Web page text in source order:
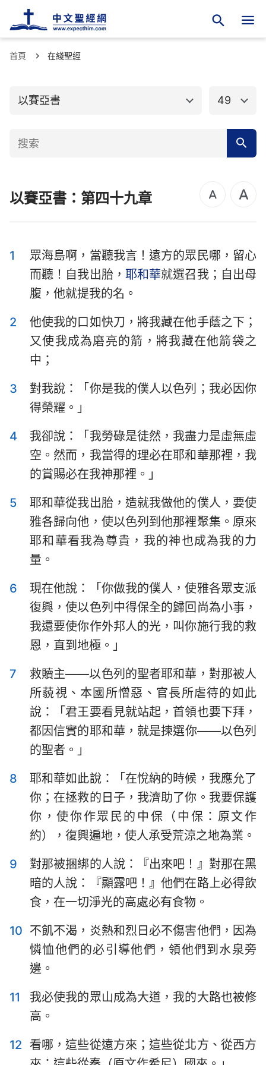
首頁 在綫聖經
以賽亞書
舊約聖經
創世記
申命記
撒母耳記上 撒母耳記下
歷代志上 歷代志下
以斯拉記 尼希米記
箴言
傳道書
以賽亞書 耶利米書
耶利米哀歌
但以理書 何西阿書
約珥書 阿摩司書
彌迦書 那鴻書
哈巴谷書 西番雅書
哈該書
瑪拉基書
49
以賽亞書：第四十九章
1
眾海島啊，當聽我言！遠方的眾民哪，留心
而聽！自我出胎， 耶和華就選召我；自出母
腹，他就提我的名。
2
他使我的口如快刀，將我藏在他手蔭之下；
又使我成為磨亮的箭，將我藏在他箭袋之
中；
3
對我說：「你是我的僕人以色列；我必因你
得榮耀。」
4
我卻說：「我勞碌是徒然，我盡力是虛無虛
空。然而，我當得的理必在耶和華那裡，我
的賞賜必在我神那裡。」
5
耶和華從我出胎，造就我做他的僕人，要使
雅各歸向他，使以色列到他那裡聚集。原來
耶和華看我為尊貴，我的神也成為我的力
量。
6
現在他說：「你做我的僕人，使雅各眾支派
復興，使以色列中得保全的歸回尚為小事，
我還要使你作外邦人的光，叫你施行我的救
恩，直到地極。」
7
救贖主——以色列的聖者耶和華，對那被人
所藐視、本國所憎惡、官長所虐待的如此
說：「君王要看見就站起，首領也要下拜，
都因信實的耶和華，就是揀選你——以色列
的聖者。」
8
耶和華如此說：「在悅納的時候，我應允了
你；在拯救的日子，我濟助了你。我要保護
你，使你作眾民的中保（中保：原文作
約），復興遍地，使人承受荒涼之地為業。
9
對那被捆綁的人說：『出來吧！』對那在黑
暗的人說：『顯露吧！』他們在路上必得飲
食，在一切淨光的高處必有食物。
10 不飢不渴，炎熱和烈日必不傷害他們，因為
憐恤他們的必引導他們，領他們到水泉旁
邊。
11
我必使我的眾山成為大道，我的大路也被修
高。
12 看哪，這些從遠方來；這些從北方、從西方